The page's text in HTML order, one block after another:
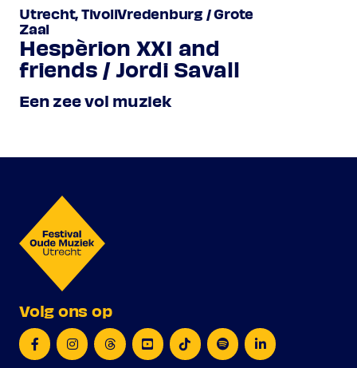
Utrecht, TivoliVredenburg / Grote
Zaal
Hespèrion XXI and
friends / Jordi Savall
Een zee vol muziek
Volg ons op